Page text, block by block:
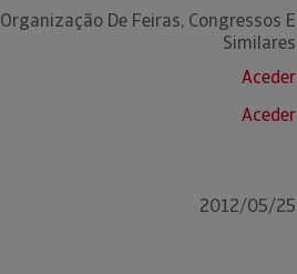
Organização De Feiras, Congressos E
Similares
Aceder
Aceder
2012/05/25